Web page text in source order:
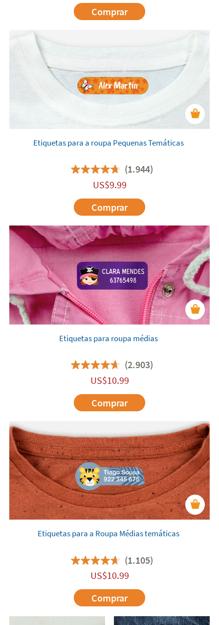
Comprar
Etiquetas para a roupa Pequenas Temáticas
(1.944)
US$9.99
Comprar
Etiquetas para roupa médias
(2.903)
US$10.99
Comprar
Etiquetas para a Roupa Médias temáticas
(1.105)
US$10.99
Comprar